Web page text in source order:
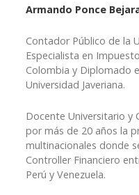
Armando Ponce
Contador Público de la
Especialista en
Colombia y Diplomado
Universidad Javeriana.
Docente Universitario y
por más de 20 años la
multinacionales donde
Controller Financiero
Perú y Venezuela.